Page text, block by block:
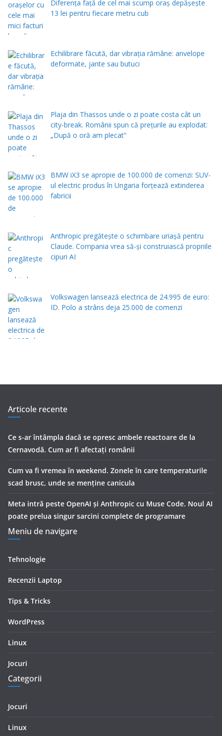
Diferența față de cel mai scump oraș depășește
13 lei pentru fiecare metru cub
Echilibrare făcută, dar vibrația rămâne: anvelope
deformate, jante sau butuci
Plaja din Thassos unde o zi poate costa cât un
city-break. Românii spun că prețurile au explodat:
„După o oră am plecat”
BMW iX3 se apropie de 100.000 de comenzi: SUV-
ul electric produs în Ungaria forțează extinderea
fabricii
Anthropic pregătește o schimbare uriașă pentru
Claude. Compania vrea să-și construiască propriile
cipuri AI
Volkswagen lansează electrica de 24.995 de euro:
ID. Polo a strâns deja 25.000 de comenzi
Articole recente
Ce s-ar întâmpla dacă se opresc ambele reactoare de la
Cernavodă. Cum ar fi afectați românii
Cum va fi vremea în weekend. Zonele în care temperaturile
scad brusc, unde se menţine canicula
Meta intră peste OpenAI și Anthropic cu Muse Code. Noul AI
poate prelua singur sarcini complete de programare
Meniu de navigare
Tehnologie
Recenzii Laptop
Tips & Tricks
WordPress
Linux
Jocuri
Categorii
Jocuri
Linux